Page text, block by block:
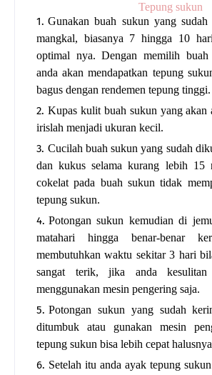
Tepung sukun
Gunakan buah sukun yang
mangkal, biasanya 7 hingga 10
optimal nya. Dengan memilih
anda akan mendapatkan tepung
bagus dengan rendemen tepung tinggi.
Kupas kulit buah sukun yang akan
irislah menjadi ukuran kecil.
Cucilah buah sukun yang sudah
dan kukus selama kurang lebih 15
cokelat pada buah sukun tidak
tepung sukun.
Potongan sukun kemudian di
matahari hingga benar-benar
membutuhkan waktu sekitar 3 hari
sangat terik, jika anda kesulitan
menggunakan mesin pengering saja.
Potongan sukun yang sudah
ditumbuk atau gunakan mesin
tepung sukun bisa lebih cepat
Setelah itu anda ayak tepung